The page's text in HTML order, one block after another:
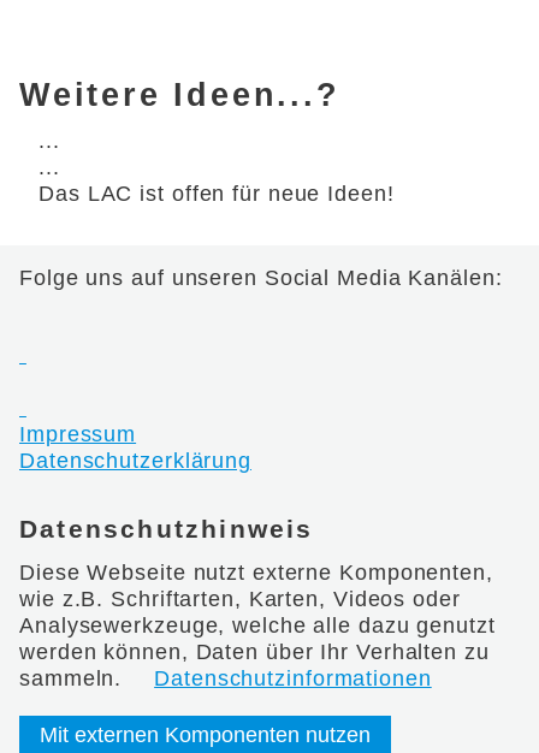
Weitere Ideen...?
...
...
Das LAC ist offen für neue Ideen!
Folge uns auf unseren Social Media Kanälen:
Impressum
Datenschutzerklärung
Datenschutzhinweis
Diese Webseite nutzt externe Komponenten,
wie z.B. Schriftarten, Karten, Videos oder
Analysewerkzeuge, welche alle dazu genutzt
werden können, Daten über Ihr Verhalten zu
sammeln.
Datenschutzinformationen
Mit externen Komponenten nutzen